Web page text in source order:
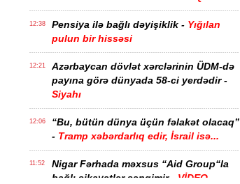
12:38 Pensiya ilə bağlı dəyişiklik - Yığılan
pulun bir hissəsi
12:21
Azərbaycan dövlət xərclərinin ÜDM-də
payına görə dünyada 58-ci yerdədir -
Siyahı
12:06
“Bu, bütün dünya üçün fəlakət olacaq”
- Tramp xəbərdarlıq edir, İsrail isə...
11:52
Nigar Fərhada məxsus “Aid Group“la
bağlı şikayətlər səngimir - VİDEO